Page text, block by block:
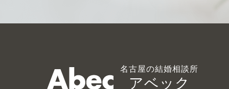
名古屋の結婚相談所
アベック